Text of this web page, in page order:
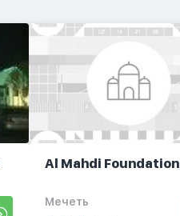
Al Mahdi Foundation
Мечеть